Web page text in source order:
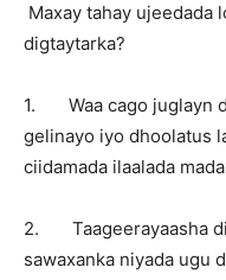
Maxay tahay ujeedada
digtaytarka?
1. Waa cago juglayn
gelinayo iyo dhoolatus
ciidamada ilaalada
2. Taageerayaasha
sawaxanka niyada ugu